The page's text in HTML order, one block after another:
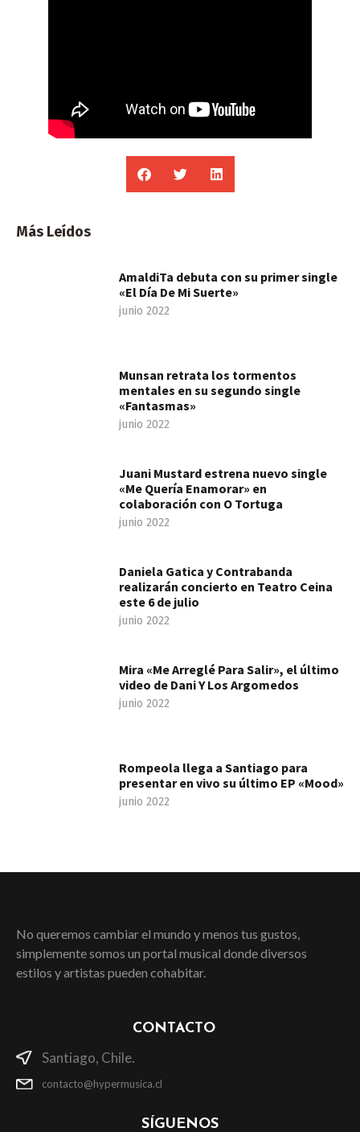
Más Leídos
AmaldiTa debuta con su primer single
«El Día De Mi Suerte»
junio 2022
Munsan retrata los tormentos
mentales en su segundo single
«Fantasmas»
junio 2022
Juani Mustard estrena nuevo single
«Me Quería Enamorar» en
colaboración con O Tortuga
junio 2022
Daniela Gatica y Contrabanda
realizarán concierto en Teatro Ceina
este 6 de julio
junio 2022
Mira «Me Arreglé Para Salir», el último
video de Dani Y Los Argomedos
junio 2022
Rompeola llega a Santiago para
presentar en vivo su último EP «Mood»
junio 2022
No queremos cambiar el mundo y menos tus gustos,
simplemente somos un portal musical donde diversos
estilos y artistas pueden cohabitar.
CONTACTO
Santiago, Chile.
contacto@hypermusica.cl
SÍGUENOS